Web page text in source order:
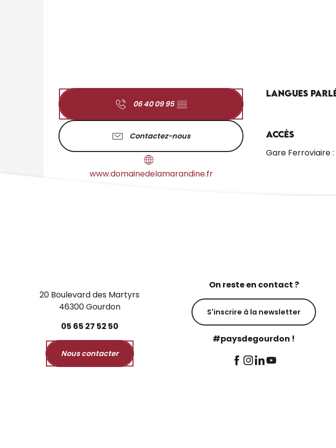
06 40 09 95 ▒▒
Contactez-nous
www.domainedelamarandine.fr
Langues
Langues
Accès
Accès
Gare Ferroviaire
20 Boulevard des Martyrs
46300 Gourdon
05 65 27 52 50
Nous contacter
On reste en contact ?
S'inscrire à la newsletter
#paysdegourdon !